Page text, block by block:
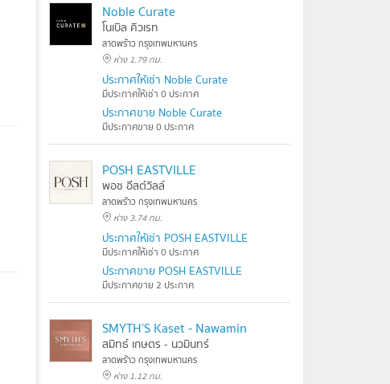
Noble Curate
โนเบิล คิวเรท
ลาดพร้าว กรุงเทพมหานคร
ห่าง 1.79 กม.
ประกาศให้เช่า Noble Curate
มีประกาศให้เช่า 0 ประกาศ
ประกาศขาย Noble Curate
มีประกาศขาย 0 ประกาศ
POSH EASTVILLE
พอช อีสต์วิลล์
ลาดพร้าว กรุงเทพมหานคร
ห่าง 3.74 กม.
ประกาศให้เช่า POSH EASTVILLE
มีประกาศให้เช่า 0 ประกาศ
ประกาศขาย POSH EASTVILLE
มีประกาศขาย 2 ประกาศ
SMYTH’S Kaset - Nawamin
สมิทธ์ เกษตร - นวมินทร์
ลาดพร้าว กรุงเทพมหานคร
ห่าง 1.12 กม.